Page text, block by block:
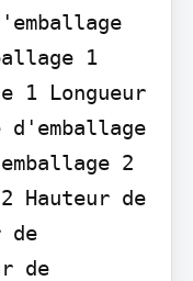
1
1 Longueur
d'emballage
2
Hauteur de
de
de